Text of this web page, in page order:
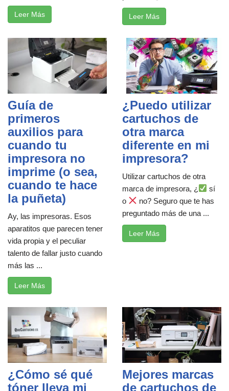
Leer Más Leer Más
Guía de
primeros
auxilios para
cuando tu
impresora no
imprime (o sea,
cuando te hace
la puñeta)
Ay, las impresoras. Esos
aparatitos que parecen tener
vida propia y el peculiar
talento de fallar justo cuando
más las ...
Leer Más
¿Puedo utilizar
cartuchos de
otra marca
diferente en mi
impresora?
Utilizar cartuchos de otra
marca de impresora, ¿
sí
o
no? Seguro que te has
preguntado más de una ...
Leer Más
¿Cómo sé qué
tóner lleva mi
Mejores marcas
de cartuchos de